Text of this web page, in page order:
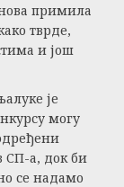
примила
тврде,
и још
је
могу
СП-а, док би
се надамо